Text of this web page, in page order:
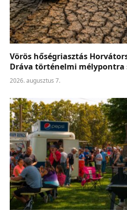
Vörös hőségriasztás
Dráva történelmi mélypontra
2026. augusztus 7.